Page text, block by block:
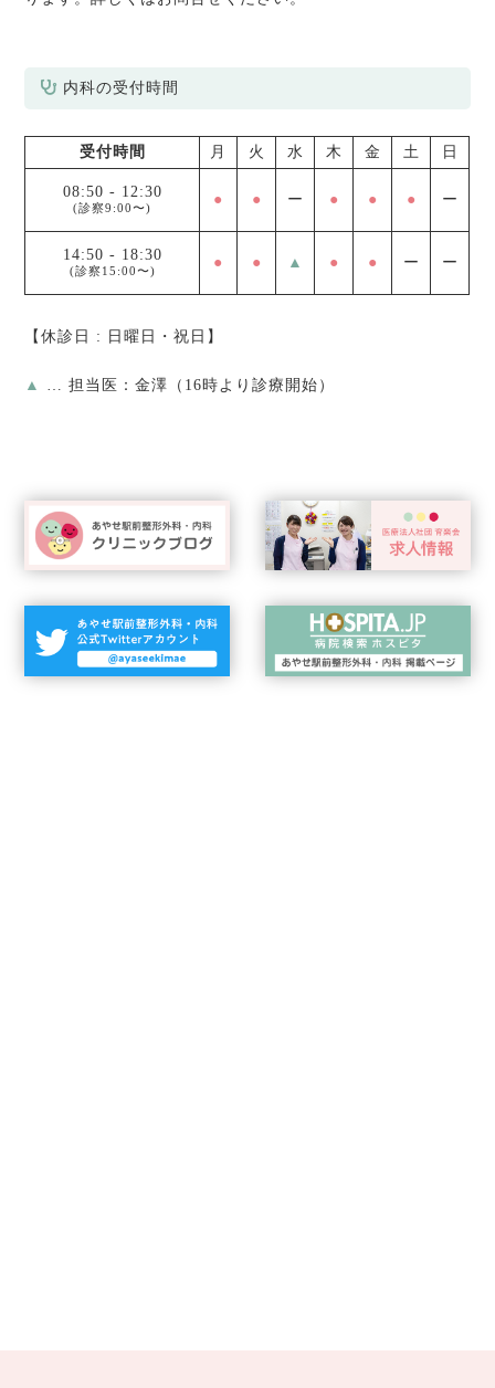
内科の受付時間
受付時間 月 火 水 木 金 土 日
08:50 - 12:30
(診察9:00〜) ● ● ー ● ● ● ー
14:50 - 18:30
(診察15:00〜) ● ● ▲ ● ● ー ー
【休診日 : 日曜日・祝日】
▲ … 担当医：金澤（16時より診療開始）